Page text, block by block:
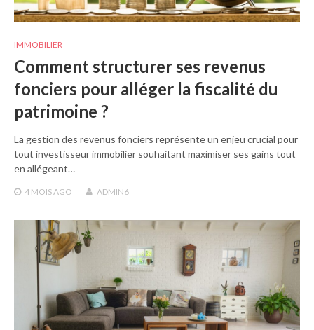
IMMOBILIER
Comment structurer ses revenus
fonciers pour alléger la fiscalité du
patrimoine ?
La gestion des revenus fonciers représente un enjeu crucial pour
tout investisseur immobilier souhaitant maximiser ses gains tout
en allégeant…
4 MOISAGO ADMIN6